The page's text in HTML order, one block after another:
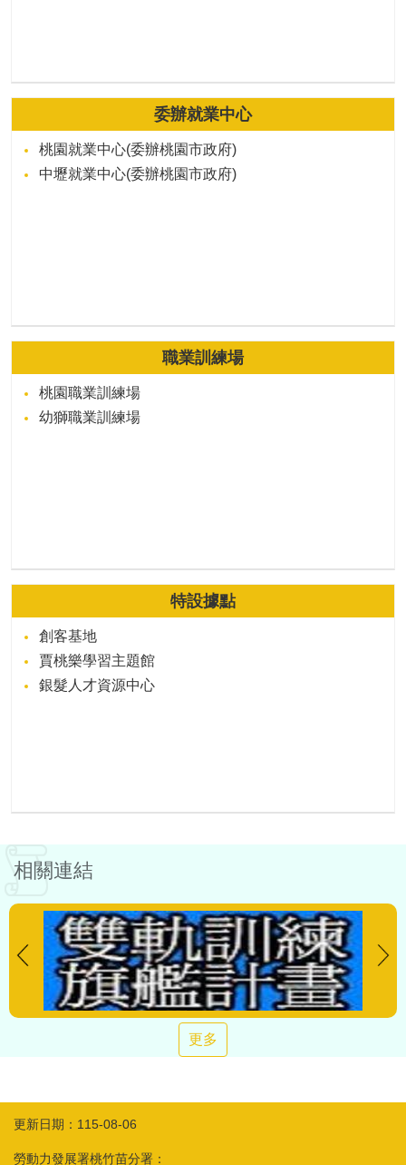
委辦就業中心
桃園就業中心(委辦桃園市政府)
中壢就業中心(委辦桃園市政府)
職業訓練場
桃園職業訓練場
幼獅職業訓練場
特設據點
創客基地
賈桃樂學習主題館
銀髮人才資源中心
相關連結
更多
更新日期：115-08-06
勞動力發展署桃竹苗分署：